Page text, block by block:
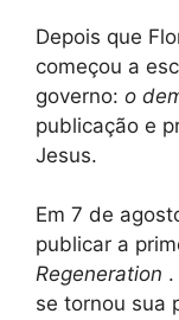
Depois que
começou a
governo: o
publicação e
Jesus.
Em 7 de
publicar a
Regeneration
se tornou sua